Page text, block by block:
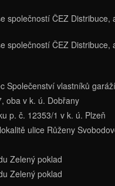
společností ČEZ
společností ČEZ
Společenství vlastníků
oba v k. ú. Dobřany
p. č. 12353/1 v k. ú. Plzeň
ulice Růženy
Zelený poklad
Zelený poklad